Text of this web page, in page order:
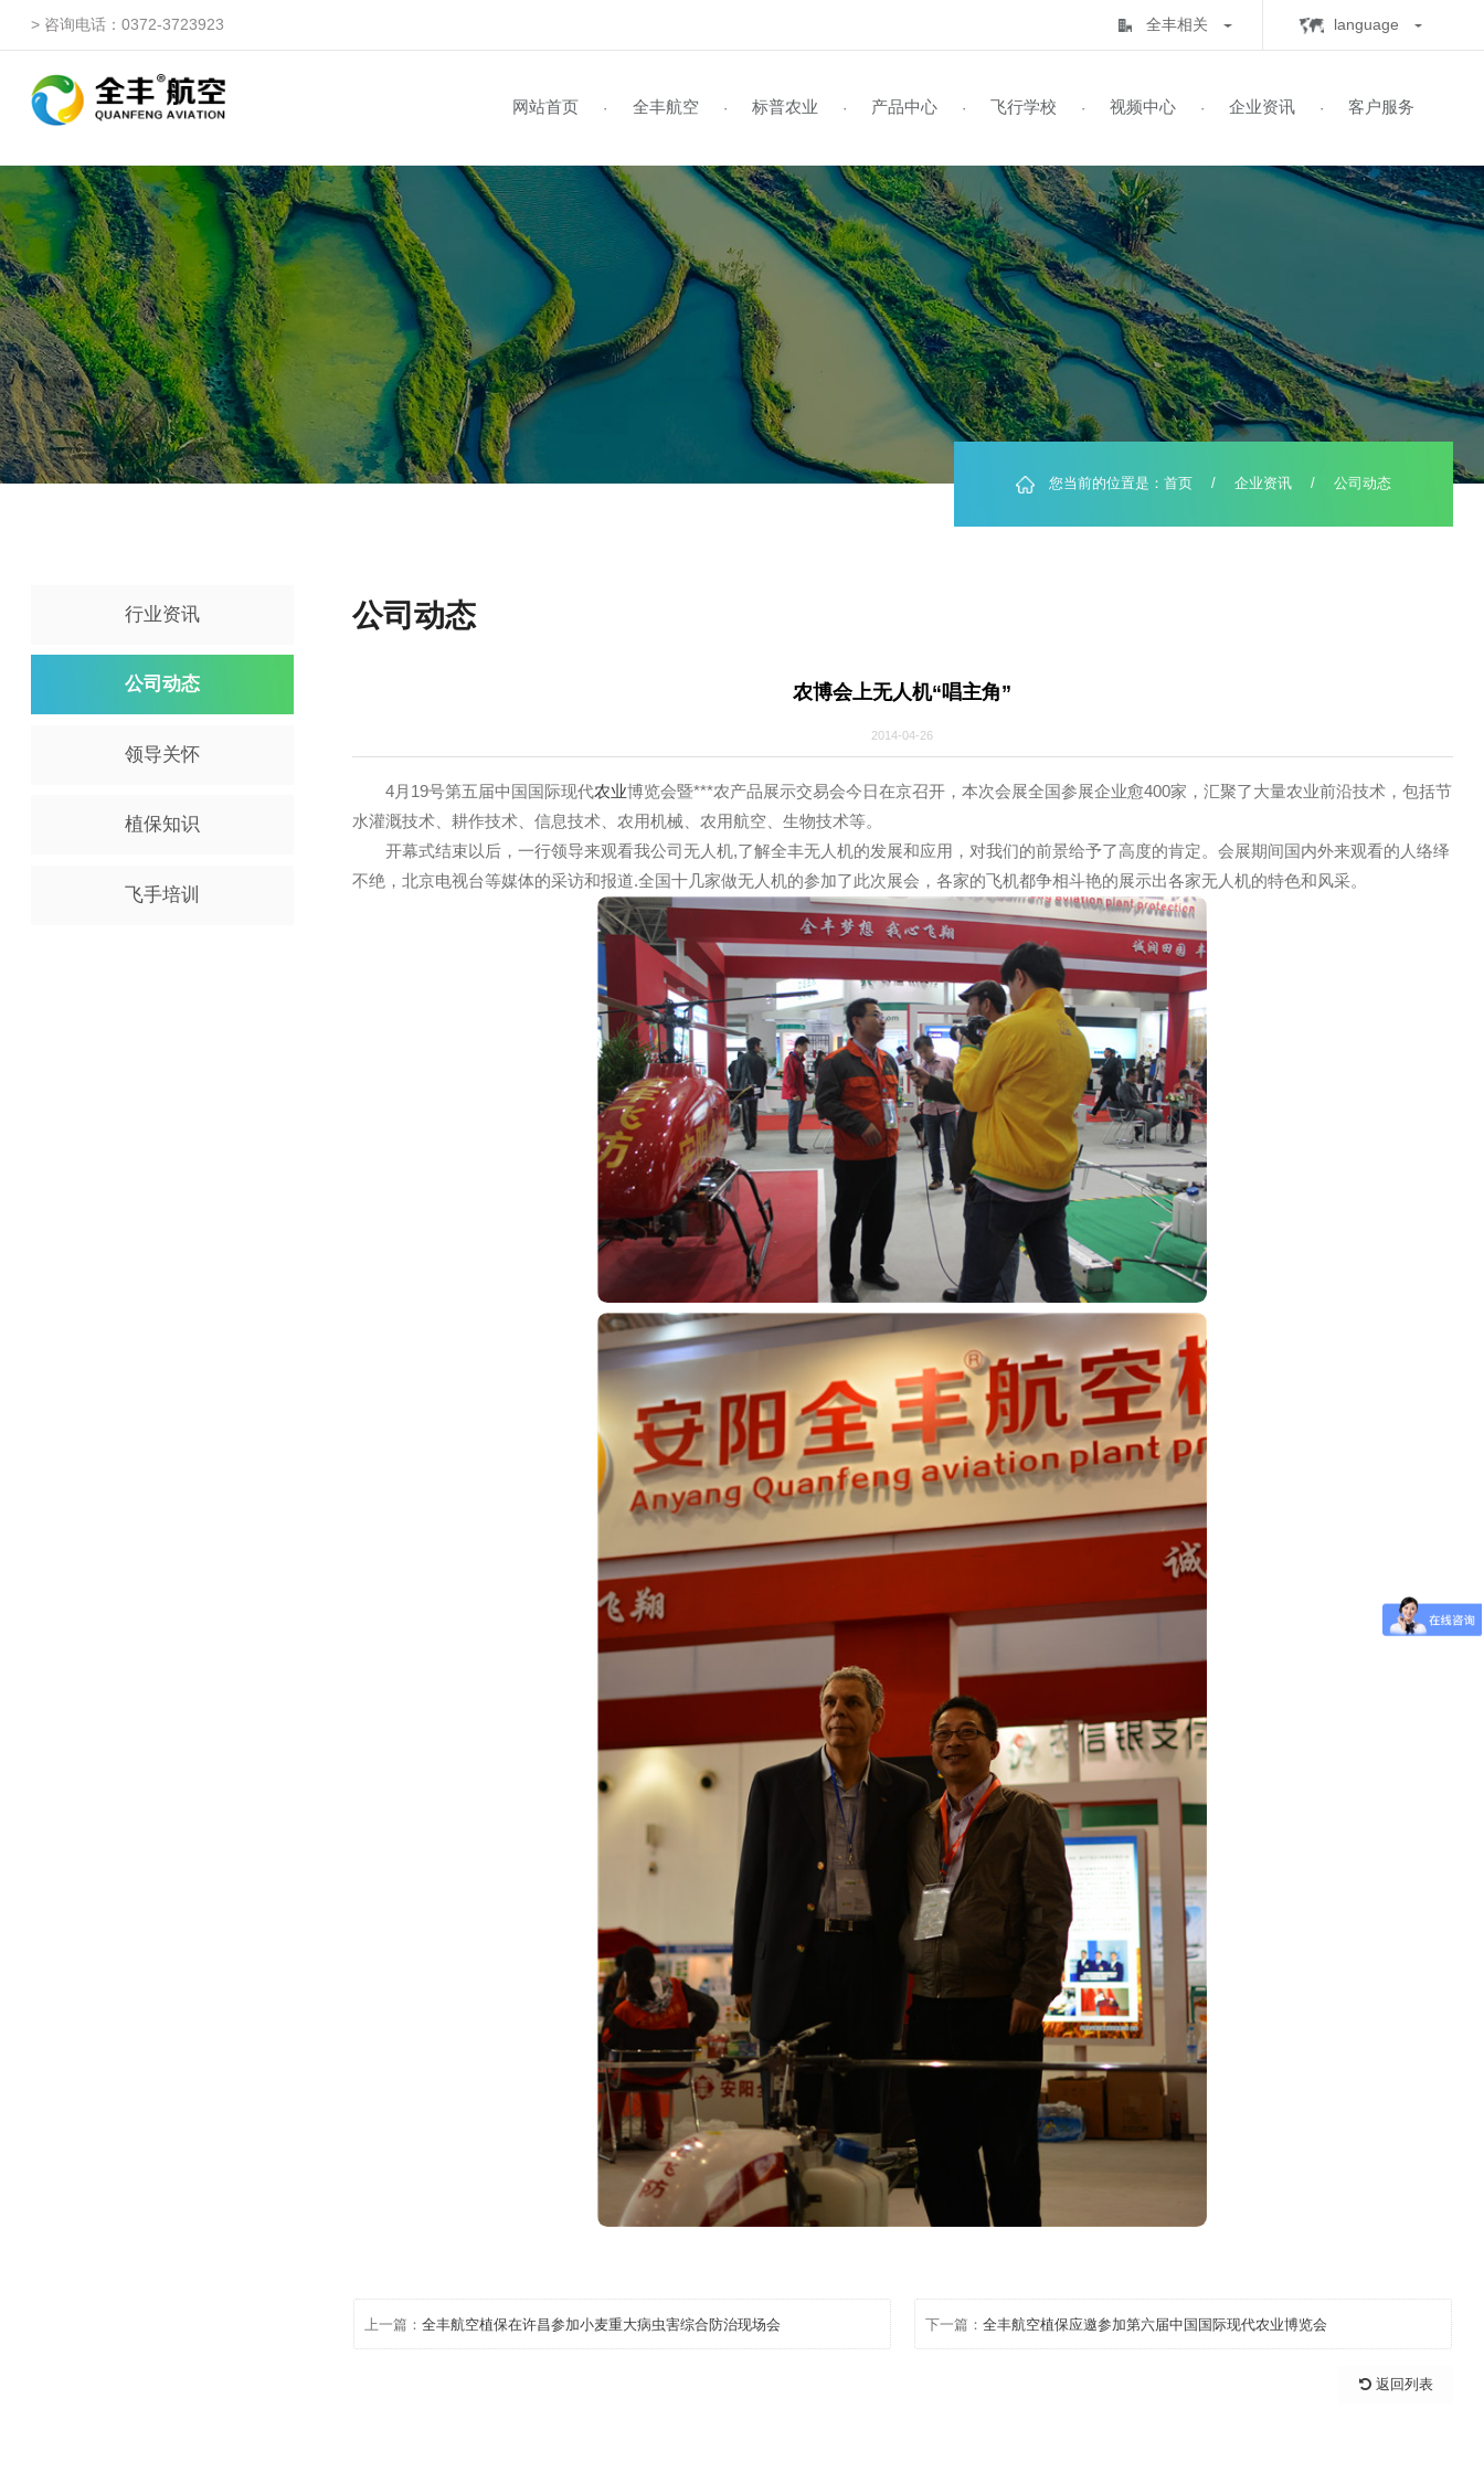
> 咨询电话：0372-3723923 全丰相关
全丰航空
网站首页 · 全丰航空
企业风采 企业文化 资质荣誉 发展历程
· 标普农业
标普简介 标普旗舰店 标普新闻 飞防五事 业务范围
产品中心
全丰航空TP-22 全丰航空TP-22热雾机 自由鹰TP-32 全球鹰T2000
自由鹰ZP 自由鹰DP（3WQFDP-1 自由鹰1S 全球鹰 飞防专用药剂 全球鹰-遥感无人机
· 飞行学校
学员风采 招生启事 新型农民培训
视频中心
企业视频 媒体报道 植保作业
企业资讯
行业资讯 公司动态 领导关怀 植保知识 飞手培训
资料下载 联系我们 在线留言 证书查询
公司动态
领导关怀
植保知识
您当前的位置是：首页/企业资讯/公
农博会上无人机“唱主角”
2014-04-26
4月19号第五届中国国际现代农业博览会暨***农产品展示交易会今日在京召开，本次会展全国参展企业愈400家，汇聚了大量农业前沿
水灌溉技术、耕作技术、信息技术、农用机械、农用航空、生物技术等。
开幕式结束以后，一行领导来观看我公司无人机,了解全丰无人机的发展和应用，对我们的前景给予了高度的肯定。会展期间国内外来
不绝，北京电视台等媒体的采访和报道.全国十几家做无人机的参加了此次展会，各家的飞机都争相斗艳的展示出各家无人机的特色和风采